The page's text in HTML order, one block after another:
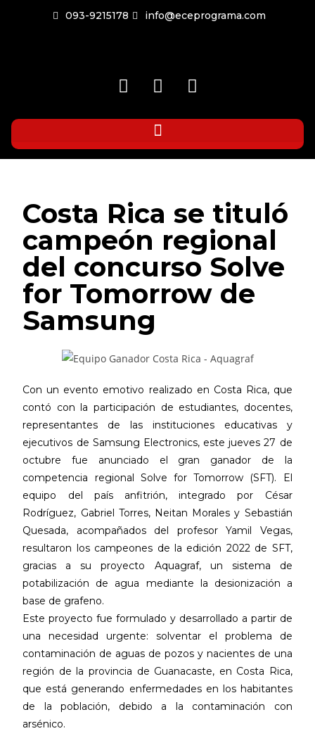
093-9215178 info@eceprograma.com
Costa Rica se tituló
campeón regional
del concurso Solve
for Tomorrow de
Samsung
Con un evento emotivo realizado en Costa Rica, que
contó con la participación de estudiantes, docentes,
representantes de las instituciones educativas y
ejecutivos de Samsung Electronics, este jueves 27 de
octubre fue anunciado el gran ganador de la
competencia regional Solve for Tomorrow (SFT). El
equipo del país anfitrión, integrado por César
Rodríguez, Gabriel Torres, Neitan Morales y Sebastián
Quesada, acompañados del profesor Yamil Vegas,
resultaron los campeones de la edición 2022 de SFT,
gracias a su proyecto Aquagraf, un sistema de
potabilización de agua mediante la desionización a
base de grafeno.
Este proyecto fue formulado y desarrollado a partir de
una necesidad urgente: solventar el problema de
contaminación de aguas de pozos y nacientes de una
región de la provincia de Guanacaste, en Costa Rica,
que está generando enfermedades en los habitantes
de la población, debido a la contaminación con
arsénico.